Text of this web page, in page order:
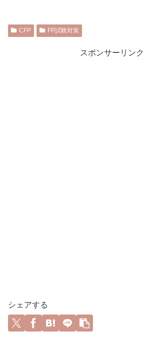
CFP FP試験対策
スポンサーリンク
シェアする